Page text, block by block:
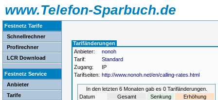
www.Telefon-Sparbuch.de
Festnetz Tarife
Schnellrechner
Profirechner
LCR Download
Festnetz Service
Anbieter
Tarife
Tarifänderungen
Anbieter:
nonoh
Tarif:
Standard
Zugang:
IP
Tarifseiten: http://www.nonoh.net/en/calling-rates.html
In den letzten 6 Monaten gab es 0 Tarifänderungen.
Datum
Gesamt Senkung
Erhöhung